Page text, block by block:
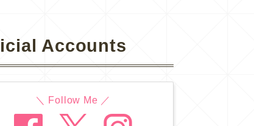
Accounts
＼ Follow Me ／